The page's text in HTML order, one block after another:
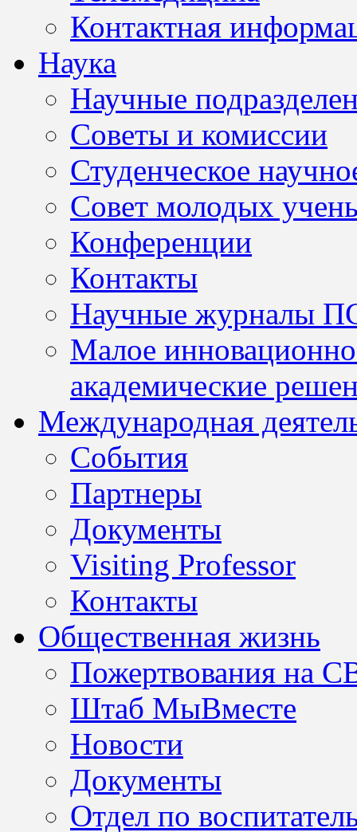
Контактная
Наука
Научные
Советы и комиссии
Студенческое
Совет молодых
Конференции
Контакты
Научные журналы
Малое
академические
Международная
События
Партнеры
Документы
Visiting Professor
Контакты
Общественная жизнь
Пожертвования на
Штаб МыВместе
Новости
Документы
Отдел по